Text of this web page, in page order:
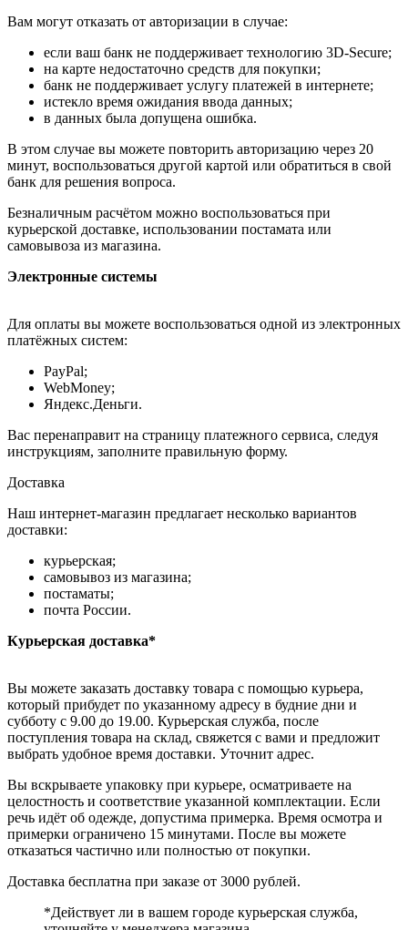
Вам могут отказать от авторизации в случае:
если ваш банк не поддерживает технологию 3D-Secure;
на карте недостаточно средств для покупки;
банк не поддерживает услугу платежей в интернете;
истекло время ожидания ввода данных;
в данных была допущена ошибка.
В этом случае вы можете повторить авторизацию через 20
минут, воспользоваться другой картой или обратиться в свой
банк для решения вопроса.
Безналичным расчётом можно воспользоваться при
курьерской доставке, использовании постамата или
самовывоза из магазина.
Электронные системы
Для оплаты вы можете воспользоваться одной из электронных
платёжных систем:
PayPal;
WebMoney;
Яндекс.Деньги.
Вас перенаправит на страницу платежного сервиса, следуя
инструкциям, заполните правильную форму.
Доставка
Наш интернет-магазин предлагает несколько вариантов
доставки:
курьерская;
самовывоз из магазина;
постаматы;
почта России.
Курьерская доставка*
Вы можете заказать доставку товара с помощью курьера,
который прибудет по указанному адресу в будние дни и
субботу с 9.00 до 19.00. Курьерская служба, после
поступления товара на склад, свяжется с вами и предложит
выбрать удобное время доставки. Уточнит адрес.
Вы вскрываете упаковку при курьере, осматриваете на
целостность и соответствие указанной комплектации. Если
речь идёт об одежде, допустима примерка. Время осмотра и
примерки ограничено 15 минутами. После вы можете
отказаться частично или полностью от покупки.
Доставка бесплатна при заказе от 3000 рублей.
*Действует ли в вашем городе курьерская служба,